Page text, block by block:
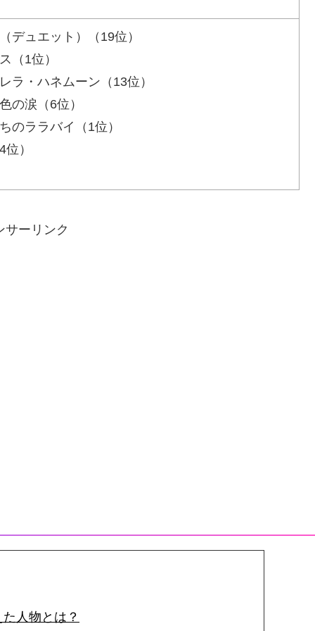
デュエット）（19位）
（1位）
ラ・ハネムーン（13位）
の涙（6位）
のララバイ（1位）
）
サーリンク
人物とは？